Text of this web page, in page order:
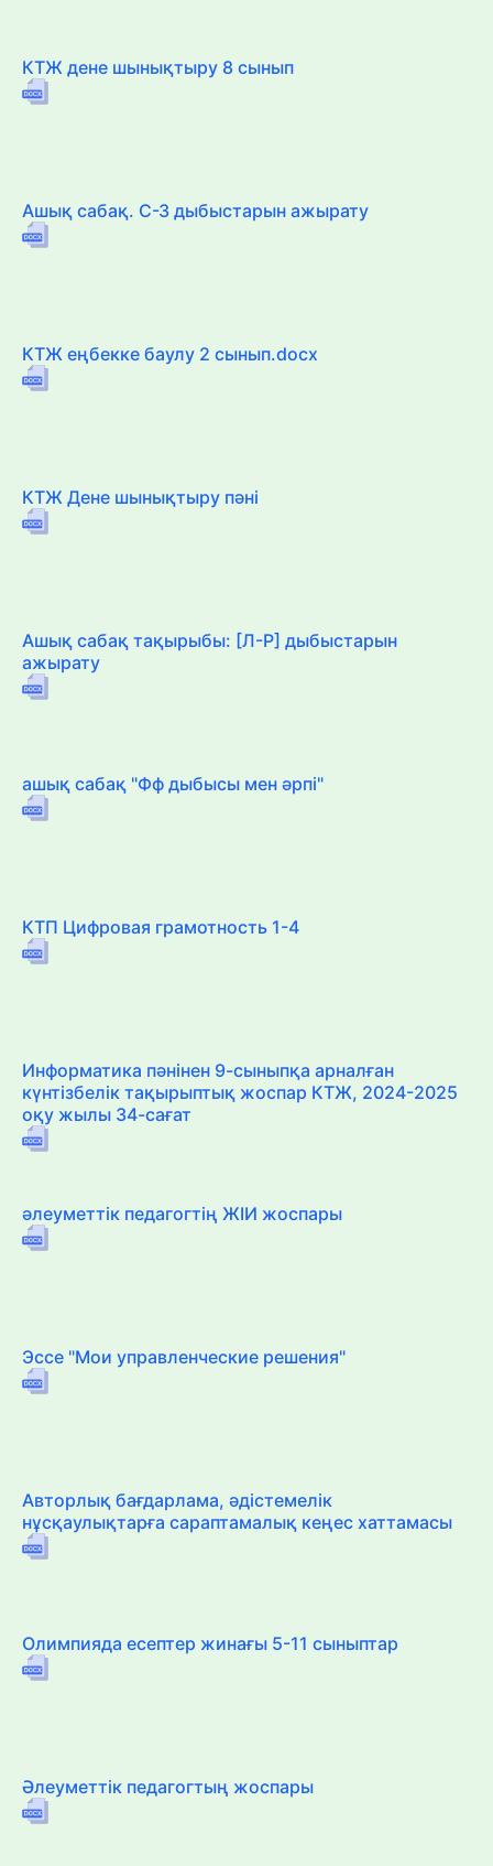
КТЖ дене шынықтыру 8 сынып
Ашық сабақ. С-З дыбыстарын ажырату
КТЖ еңбекке баулу 2 сынып.docx
КТЖ Дене шынықтыру пәні
Ашық сабақ тақырыбы: [Л-Р] дыбыстарын
ажырату
ашық сабақ "Фф дыбысы мен әрпі"
КТП Цифровая грамотность 1-4
Информатика пәнінен 9-сыныпқа арналған
күнтізбелік тақырыптық жоспар КТЖ, 2024-2025
оқу жылы 34-сағат
әлеуметтік педагогтің ЖІИ жоспары
Эссе "Мои управленческие решения"
Авторлық бағдарлама, әдістемелік
нұсқаулықтарға сараптамалық кеңес хаттамасы
Олимпияда есептер жинағы 5-11 сыныптар
Әлеуметтік педагогтың жоспары